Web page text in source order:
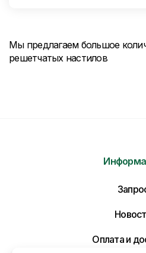
Мы предлагаем большое
решетчатых настилов
Отправить нам
Напишите нам ваше
Оплата и